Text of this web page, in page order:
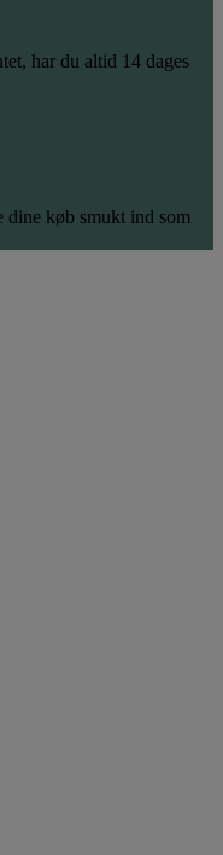
har du altid 14 dages
køb smukt ind som